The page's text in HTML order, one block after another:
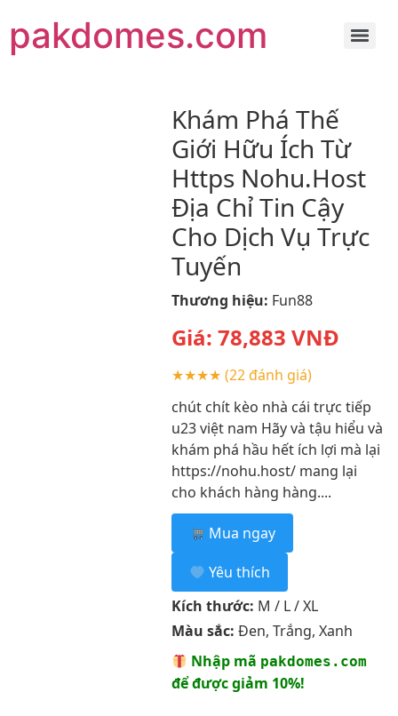
pakdomes.com
Khám Phá Thế
Giới Hữu Ích Từ
Https Nohu.Host
Địa Chỉ Tin Cậy
Cho Dịch Vụ Trực
Tuyến
Thương hiệu: Fun88
Giá: 78,883 VNĐ
★★★★ (22 đánh giá)
chút chít kèo nhà cái trực tiếp
u23 việt nam Hãy và tậu hiểu và
khám phá hầu hết ích lợi mà lại
https://nohu.host/ mang lại
cho khách hàng hàng....
Mua ngay
Yêu thích
Kích thước: M / L / XL
Màu sắc: Đen, Trắng, Xanh
Nhập mã pakdomes.com
để được giảm 10%!